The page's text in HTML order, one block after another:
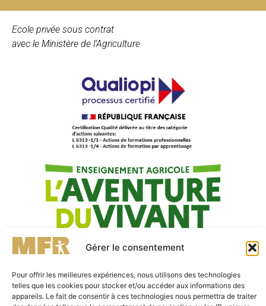
Gérer le consentement
Pour offrir les meilleures expériences, nous utilisons des technologies
telles que les cookies pour stocker et/ou accéder aux informations des
appareils. Le fait de consentir à ces technologies nous permettra de traiter
Ecole privée sous contrat
avec le Ministère de l’Agriculture